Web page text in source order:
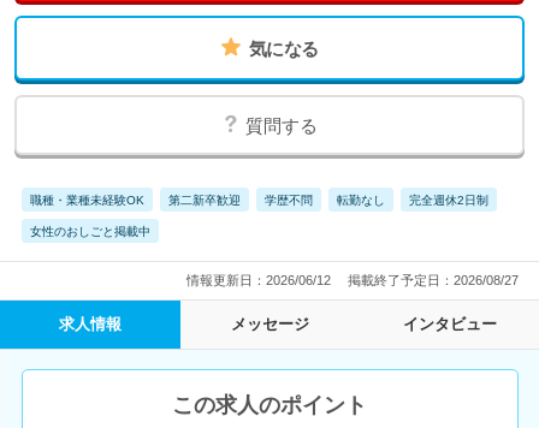
気になる
質問する
職種・業種未経験OK 第二新卒歓迎 学歴不問 転勤なし 完全週休2日制
女性のおしごと掲載中
情報更新日：2026/06/12 掲載終了予定日：2026/08/27
求人情報 メッセージ インタビュー
この求人のポイント